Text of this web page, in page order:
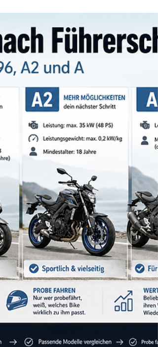
viel – aber erst beim Sitzen, Rangieren und
Fahren merkst du, ob das Motorrad wirklich zu
passt. Besonders beim ersten Motorrad, beim
Wechsel auf A2 oder beim Kauf eines
Gebrauchtmotorrads solltest du nicht nur auf
und Sound achten.